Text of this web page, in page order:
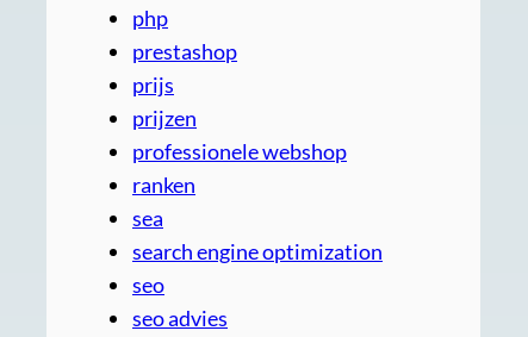
php
prestashop
prijs
prijzen
professionele webshop
ranken
sea
search engine optimization
seo
seo advies